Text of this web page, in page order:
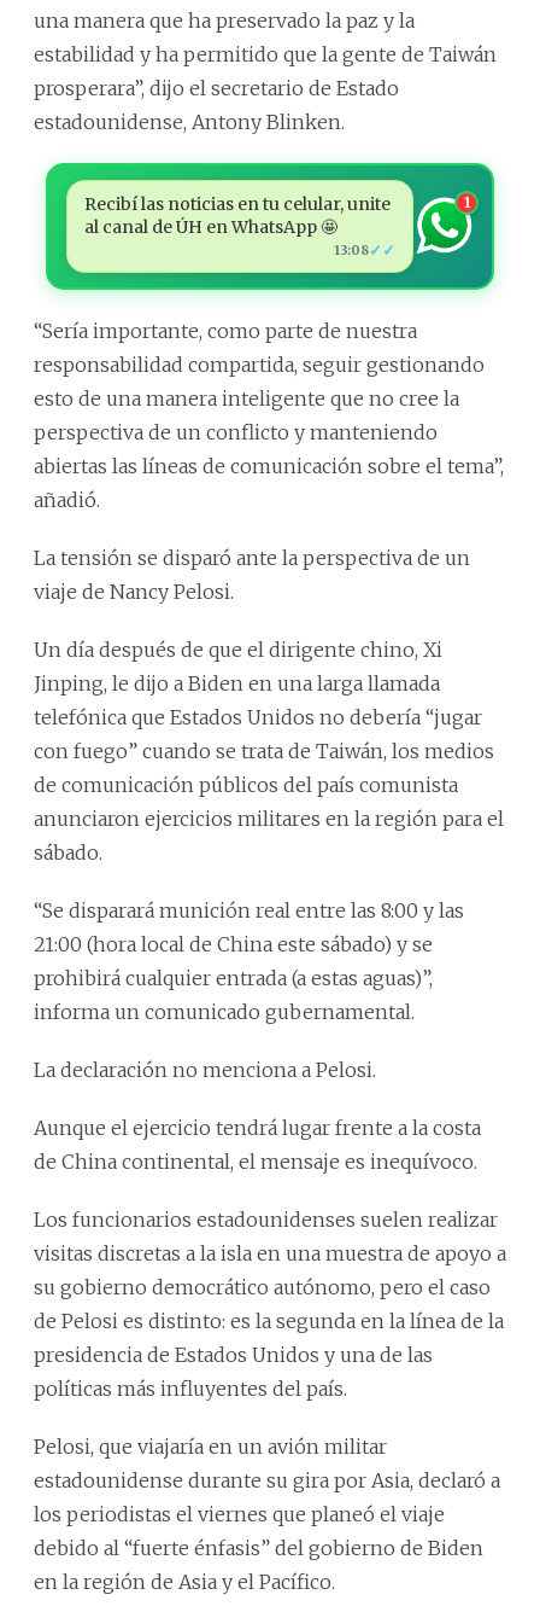
una manera que ha preservado la paz y la
estabilidad y ha permitido que la gente de Taiwán
prosperara”, dijo el secretario de Estado
estadounidense, Antony Blinken.
Recibí las noticias en tu celular, unite
al canal de ÚH en WhatsApp 🤩
13:08✓✓
1
“Sería importante, como parte de nuestra
responsabilidad compartida, seguir gestionando
esto de una manera inteligente que no cree la
perspectiva de un conflicto y manteniendo
abiertas las líneas de comunicación sobre el tema”,
añadió.
La tensión se disparó ante la perspectiva de un
viaje de Nancy Pelosi.
Un día después de que el dirigente chino, Xi
Jinping, le dijo a Biden en una larga llamada
telefónica que Estados Unidos no debería “jugar
con fuego” cuando se trata de Taiwán, los medios
de comunicación públicos del país comunista
anunciaron ejercicios militares en la región para el
sábado.
“Se disparará munición real entre las 8:00 y las
21:00 (hora local de China este sábado) y se
prohibirá cualquier entrada (a estas aguas)”,
informa un comunicado gubernamental.
La declaración no menciona a Pelosi.
Aunque el ejercicio tendrá lugar frente a la costa
de China continental, el mensaje es inequívoco.
Los funcionarios estadounidenses suelen realizar
visitas discretas a la isla en una muestra de apoyo a
su gobierno democrático autónomo, pero el caso
de Pelosi es distinto: es la segunda en la línea de la
presidencia de Estados Unidos y una de las
políticas más influyentes del país.
Pelosi, que viajaría en un avión militar
estadounidense durante su gira por Asia, declaró a
los periodistas el viernes que planeó el viaje
debido al “fuerte énfasis” del gobierno de Biden
en la región de Asia y el Pacífico.